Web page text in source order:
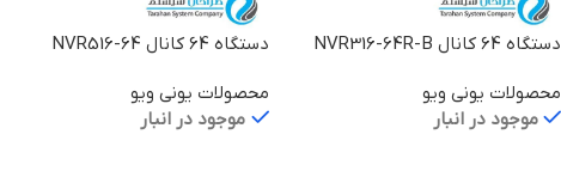
دستگاه 64 کانال NVR316-64R-B
محصولات یونی ویو
موجود در انبار
دستگاه 64 کانال NVR516-64
محصولات یونی ویو
موجود در انبار